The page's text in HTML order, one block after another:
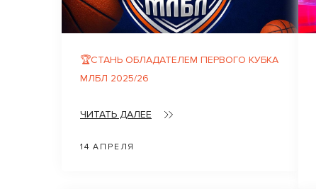
🏆СТАНЬ ОБЛАДАТЕЛЕМ ПЕРВОГО КУБКА
МЛБЛ 2025/26
ЧИТАТЬ ДАЛЕЕ
14 АПРЕЛЯ